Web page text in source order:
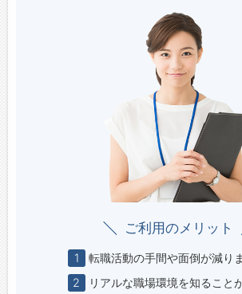
ご利用のメリット
1
転職活動の手間や面倒が減り
2
リアルな職場環境を知ること